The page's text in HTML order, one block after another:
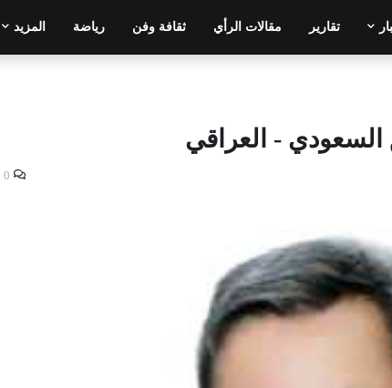
تقارير مقالات الرأي ثقافة وفن رياضة المزيد
- العراقي
0